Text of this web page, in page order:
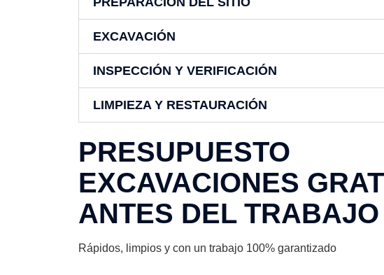
EXCAVACIÓN
INSPECCIÓN Y VERIFICACIÓN
LIMPIEZA Y RESTAURACIÓN
PRESUPUESTO
EXCAVACIONES
ANTES DEL TRABAJO
Rápidos, limpios y con un trabajo 100% garantizado